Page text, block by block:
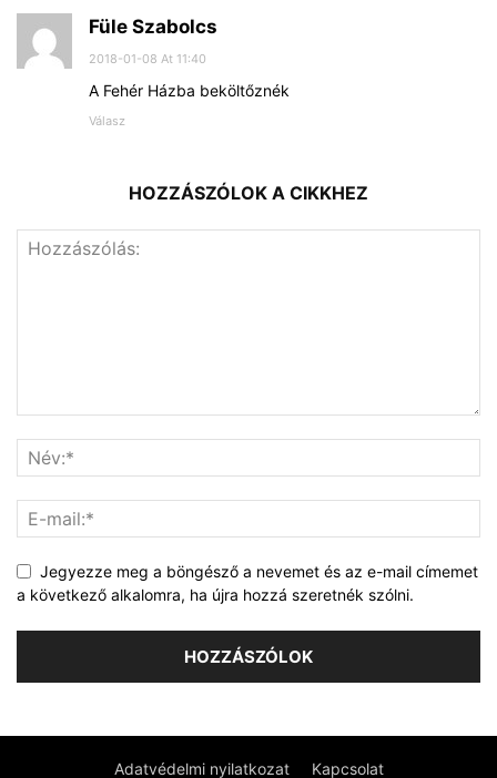
Füle Szabolcs
2018-01-08 At 11:40
A Fehér Házba beköltőznék
Válasz
HOZZÁSZÓLOK A CIKKHEZ
Jegyezze meg a böngésző a nevemet és az e-mail címemet
a következő alkalomra, ha újra hozzá szeretnék szólni.
Adatvédelmi nyilatkozat Kapcsolat